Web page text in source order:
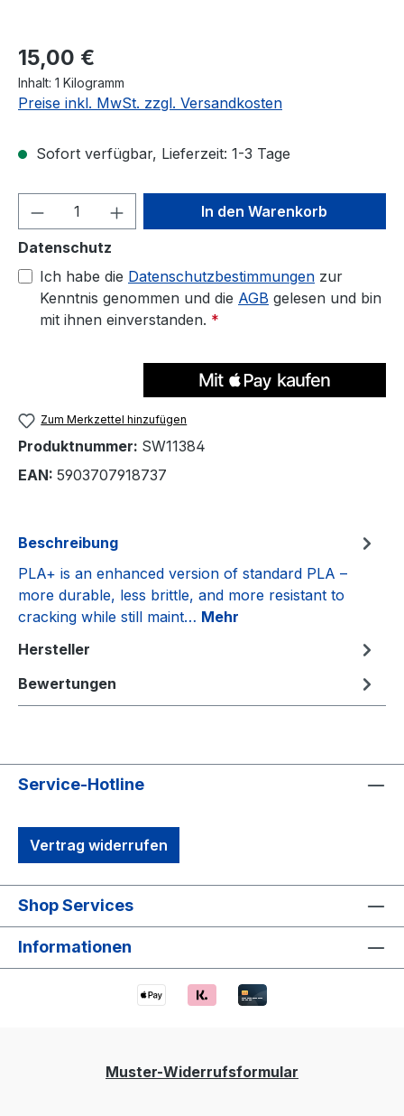
Regulärer Preis:
15,00 €
Inhalt: 1 Kilogramm
Preise inkl. MwSt. zzgl. Versandkosten
Sofort verfügbar, Lieferzeit: 1-3 Tage
Produkt Anzahl: Gib denIn den Warenkorb
Datenschutz
Ich habe die Datenschutzbestimmungen zur
Kenntnis genommen und die AGB gelesen und bin
mit ihnen einverstanden. *
Zum Merkzettel hinzufügen
Produktnummer: SW11384
EAN: 5903707918737
Beschreibung
PLA+ is an enhanced version of standard PLA –
more durable, less brittle, and more resistant to
cracking while still maint… Mehr
Hersteller
Bewertungen
Service-Hotline
Vertrag widerrufen
Shop Services
Informationen
Muster-Widerrufsformular